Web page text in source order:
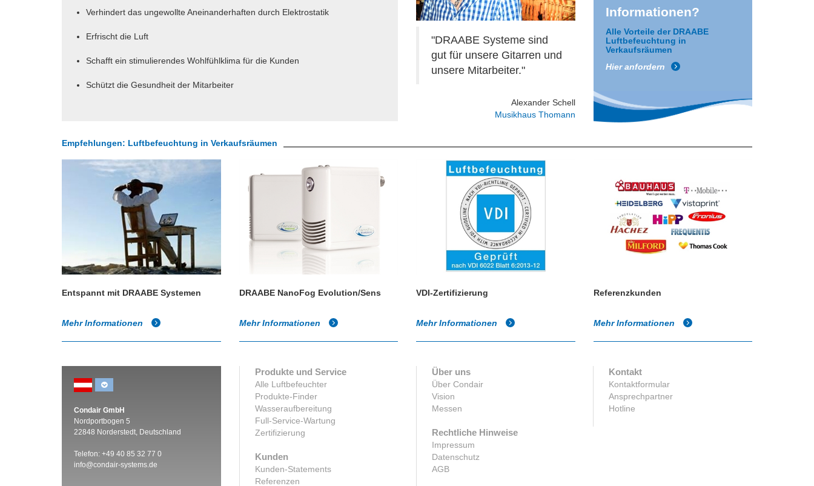
Verhindert das ungewollte Aneinanderhaften durch Elektrostatik
Erfrischt die Luft
Schafft ein stimulierendes Wohlfühlklima für die Kunden
Schützt die Gesundheit der Mitarbeiter
"DRAABE Systeme sind
gut für unsere Gitarren und
unsere Mitarbeiter."
Alexander Schell
Musikhaus Thomann
Informationen?
Alle Vorteile der DRAABE
Luftbefeuchtung in
Verkaufsräumen
Hier anfordern
Empfehlungen: Luftbefeuchtung in Verkaufsräumen
Entspannt mit DRAABE Systemen
Mehr Informationen
DRAABE NanoFog Evolution/Sens
Mehr Informationen
VDI-Zertifizierung
Mehr Informationen
Referenzkunden
Mehr Informationen
Condair GmbH
Nordportbogen 5
22848 Norderstedt, Deutschland
Telefon: +49 40 85 32 77 0
info@condair-systems.de
Produkte und Service
Alle Luftbefeuchter
Produkte-Finder
Wasseraufbereitung
Full-Service-Wartung
Zertifizierung
Kunden
Kunden-Statements
Referenzen
Über uns
Über Condair
Vision
Messen
Rechtliche Hinweise
Impressum
Datenschutz
AGB
Kontakt
Kontaktformular
Ansprechpartner
Hotline